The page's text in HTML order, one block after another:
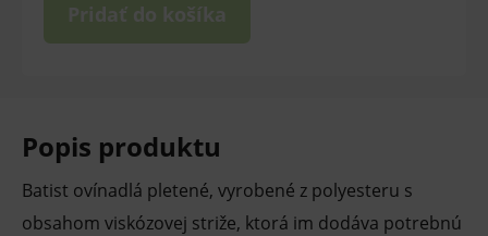
Pridať do košíka
Popis produktu
Batist ovínadlá pletené, vyrobené z polyesteru s
obsahom viskózovej striže, ktorá im dodáva potrebnú